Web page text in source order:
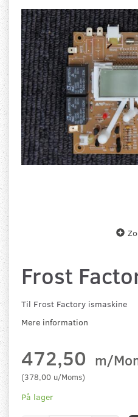
Frost
Til Frost Factory ismaskine
Mere information
472,50 m/
(378,00 u/Moms)
På lager